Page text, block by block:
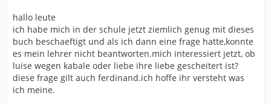
hallo leute
ich habe mich in der schule jetzt ziemlich genug mit dieses
buch beschaeftigt und als ich dann eine frage hatte,konnte
es mein lehrer nicht beantworten.mich interessiert jetzt, ob
luise wegen kabale oder liebe ihre liebe gescheitert ist?
diese frage gilt auch ferdinand.ich hoffe ihr versteht was
ich meine.